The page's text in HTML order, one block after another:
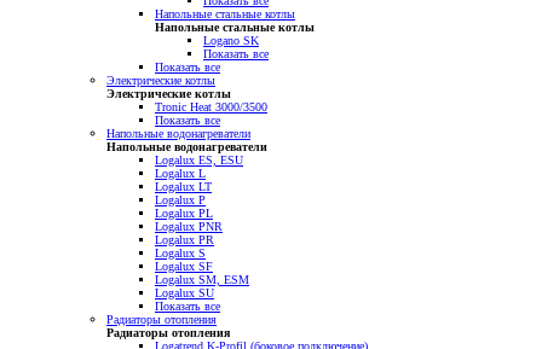
Напольные стальные котлы
Напольные стальные котлы
Logano SK
Показать все
Показать все
Электрические котлы
Электрические котлы
Tronic Heat 3000/3500
Показать все
Напольные водонагреватели
Напольные водонагреватели
Logalux ES, ESU
Logalux L
Logalux LT
Logalux P
Logalux PL
Logalux PNR
Logalux PR
Logalux S
Logalux SF
Logalux SM, ESM
Logalux SU
Показать все
Радиаторы отопления
Радиаторы отопления
Logatrend K-Profil (боковое подключение)